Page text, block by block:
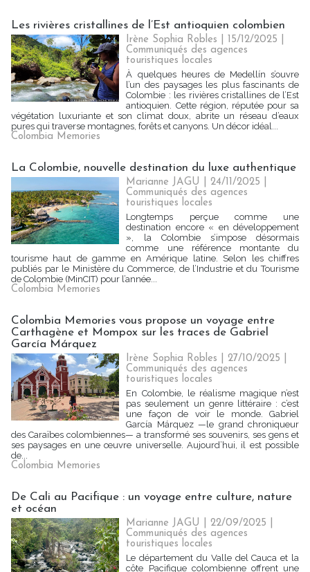
Les rivières cristallines de l’Est antioquien colombien
Irène Sophia Robles | 15/12/2025
Communiqués des agences
touristiques locales
À quelques heures de Medellín s’ouvre
l’un des paysages les plus fascinants de
Colombie : les rivières cristallines de l’Est
antioquien. Cette région, réputée pour sa
végétation luxuriante et son climat doux, abrite un réseau d’eaux
pures qui traverse montagnes, forêts et canyons. Un décor idéal...
Colombia Memories
La Colombie, nouvelle destination du luxe authentique
Marianne JAGU | 24/11/2025
Communiqués des agences
touristiques locales
Longtemps perçue comme une
destination encore « en développement
», la Colombie s’impose désormais
comme une référence montante du
tourisme haut de gamme en Amérique latine. Selon les chiffres
publiés par le Ministère du Commerce, de l’Industrie et du Tourisme
de Colombie (MinCIT) pour l’année...
Colombia Memories
Colombia Memories vous propose un voyage entre
Carthagène et Mompox sur les traces de Gabriel
García Márquez
Irène Sophia Robles | 27/10/2025
Communiqués des agences
touristiques locales
En Colombie, le réalisme magique n’est
pas seulement un genre littéraire : c’est
une façon de voir le monde. Gabriel
García Márquez —le grand chroniqueur
des Caraïbes colombiennes— a transformé ses souvenirs, ses gens et
ses paysages en une œuvre universelle. Aujourd’hui, il est possible
de...
Colombia Memories
De Cali au Pacifique : un voyage entre culture, nature
et océan
Marianne JAGU | 22/09/2025
Communiqués des agences
touristiques locales
Le département du Valle del Cauca et la
côte Pacifique colombienne offrent une